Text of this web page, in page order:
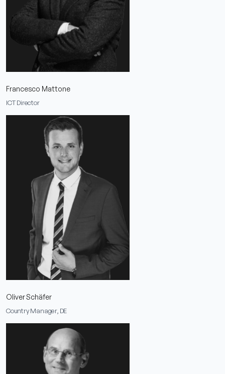
Francesco Mattone
ICT Director
Oliver Schäfer
Country Manager, DE